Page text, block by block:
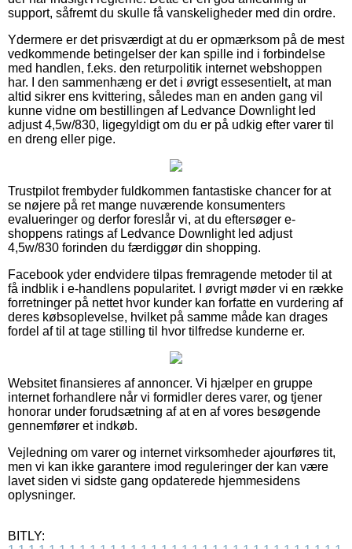
support, såfremt du skulle få vanskeligheder med din ordre.
Ydermere er det prisværdigt at du er opmærksom på de mest
vedkommende betingelser der kan spille ind i forbindelse
med handlen, f.eks. den returpolitik internet webshoppen
har. I den sammenhæng er det i øvrigt essesentielt, at man
altid sikrer ens kvittering, således man en anden gang vil
kunne vidne om bestillingen af Ledvance Downlight led
adjust 4,5w/830, ligegyldigt om du er på udkig efter varer til
en dreng eller pige.
Trustpilot frembyder fuldkommen fantastiske chancer for at
se nøjere på ret mange nuværende konsumenters
evalueringer og derfor foreslår vi, at du eftersøger e-
shoppens ratings af Ledvance Downlight led adjust
4,5w/830 forinden du færdiggør din shopping.
Facebook yder endvidere tilpas fremragende metoder til at
få indblik i e-handlens popularitet. I øvrigt møder vi en række
forretninger på nettet hvor kunder kan forfatte en vurdering af
deres købsoplevelse, hvilket på samme måde kan drages
fordel af til at tage stilling til hvor tilfredse kunderne er.
Websitet finansieres af annoncer. Vi hjælper en gruppe
internet forhandlere når vi formidler deres varer, og tjener
honorar under forudsætning af at en af vores besøgende
gennemfører et indkøb.
Vejledning om varer og internet virksomheder ajourføres tit,
men vi kan ikke garantere imod reguleringer der kan være
lavet siden vi sidste gang opdaterede hjemmesidens
oplysninger.
BITLY: